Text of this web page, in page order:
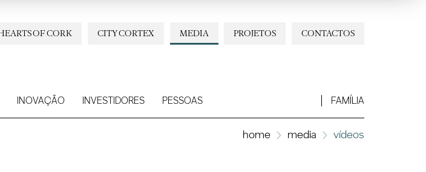
CONTACTOS
PROJETOS
MEDIA
CITY CORTEX
OF CORK
INOVAÇÃO INVESTIDORES PESSOAS FAMÍLIA
home media vídeos